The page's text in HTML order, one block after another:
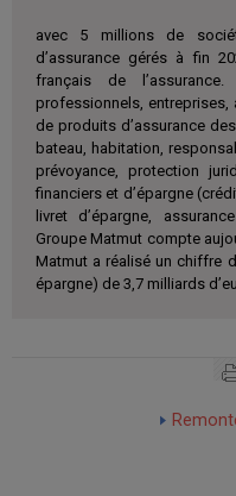
avec 5 millions de
d’assurance gérés à fin
français de
professionnels,
de produits d’assurance
bateau, habitation,
prévoyance, protection
financiers et d’épargne
livret d’épargne,
Groupe Matmut compte
Matmut a réalisé un chiffre
épargne) de 3,7 milliards